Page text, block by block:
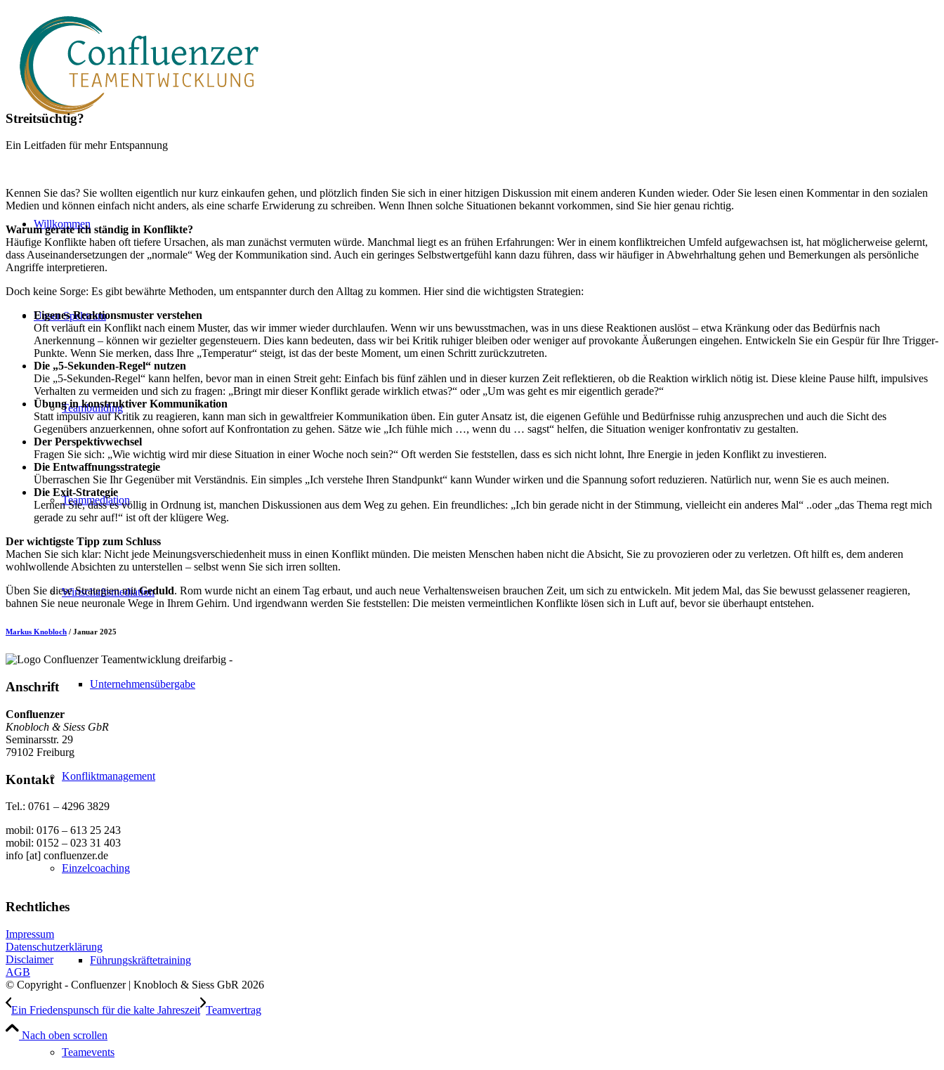
Willkommen
Unser Spektrum
Teambuilding
Teammediation
Wirtschaftsmediation
Unternehmensübergabe
Konfliktmanagement
Einzelcoaching
Führungskräftetraining
Teamevents
Streitsüchtig?
Ein Leitfaden für mehr Entspannung
Kennen Sie das? Sie wollten eigentlich nur kurz einkaufen gehen, und plötzlich finden Sie sich in einer hitzigen Diskussion mit einem anderen Kunden wieder. Oder Sie lesen einen Kommentar in den sozialen
Medien und können einfach nicht anders, als eine scharfe Erwiderung zu schreiben. Wenn Ihnen solche Situationen bekannt vorkommen, sind Sie hier genau richtig.
Warum gerate ich ständig in Konflikte?
Häufige Konflikte haben oft tiefere Ursachen, als man zunächst vermuten würde. Manchmal liegt es an frühen Erfahrungen: Wer in einem konfliktreichen Umfeld aufgewachsen ist, hat möglicherweise gelernt,
dass Auseinandersetzungen der „normale“ Weg der Kommunikation sind. Auch ein geringes Selbstwertgefühl kann dazu führen, dass wir häufiger in Abwehrhaltung gehen und Bemerkungen als persönliche
Angriffe interpretieren.
Doch keine Sorge: Es gibt bewährte Methoden, um entspannter durch den Alltag zu kommen. Hier sind die wichtigsten Strategien:
Eigenes Reaktionsmuster verstehen
Oft verläuft ein Konflikt nach einem Muster, das wir immer wieder durchlaufen. Wenn wir uns bewusstmachen, was in uns diese Reaktionen auslöst – etwa Kränkung oder das Bedürfnis nach
Anerkennung – können wir gezielter gegensteuern. Dies kann bedeuten, dass wir bei Kritik ruhiger bleiben oder weniger auf provokante Äußerungen eingehen. Entwickeln Sie ein Gespür für Ihre Trigger-
Punkte. Wenn Sie merken, dass Ihre „Temperatur“ steigt, ist das der beste Moment, um einen Schritt zurückzutreten.
Die „5-Sekunden-Regel“ nutzen
Die „5-Sekunden-Regel“ kann helfen, bevor man in einen Streit geht: Einfach bis fünf zählen und in dieser kurzen Zeit reflektieren, ob die Reaktion wirklich nötig ist. Diese kleine Pause hilft, impulsives
Verhalten zu vermeiden und sich zu fragen: „Bringt mir dieser Konflikt gerade wirklich etwas?“ oder „Um was geht es mir eigentlich gerade?“
Übung in konstruktiver Kommunikation
Statt impulsiv auf Kritik zu reagieren, kann man sich in gewaltfreier Kommunikation üben. Ein guter Ansatz ist, die eigenen Gefühle und Bedürfnisse ruhig anzusprechen und auch die Sicht des
Gegenübers anzuerkennen, ohne sofort auf Konfrontation zu gehen. Sätze wie „Ich fühle mich …, wenn du … sagst“ helfen, die Situation weniger konfrontativ zu gestalten.
Der Perspektivwechsel
Fragen Sie sich: „Wie wichtig wird mir diese Situation in einer Woche noch sein?“ Oft werden Sie feststellen, dass es sich nicht lohnt, Ihre Energie in jeden Konflikt zu investieren.
Die Entwaffnungsstrategie
Überraschen Sie Ihr Gegenüber mit Verständnis. Ein simples „Ich verstehe Ihren Standpunkt“ kann Wunder wirken und die Spannung sofort reduzieren. Natürlich nur, wenn Sie es auch meinen.
Die Exit-Strategie
Lernen Sie, dass es völlig in Ordnung ist, manchen Diskussionen aus dem Weg zu gehen. Ein freundliches: „Ich bin gerade nicht in der Stimmung, vielleicht ein anderes Mal“ ..oder „das Thema regt mich
gerade zu sehr auf!“ ist oft der klügere Weg.
Der wichtigste Tipp zum Schluss
Machen Sie sich klar: Nicht jede Meinungsverschiedenheit muss in einen Konflikt münden. Die meisten Menschen haben nicht die Absicht, Sie zu provozieren oder zu verletzen. Oft hilft es, dem anderen
wohlwollende Absichten zu unterstellen – selbst wenn Sie sich irren sollten.
Üben Sie diese Strategien mitGeduld. Rom wurde nicht an einem Tag erbaut, und auch neue Verhaltensweisen brauchen Zeit, um sich zu entwickeln. Mit jedem Mal, das Sie bewusst gelassener reagieren,
bahnen Sie neue neuronale Wege in Ihrem Gehirn. Und irgendwann werden Sie feststellen: Die meisten vermeintlichen Konflikte lösen sich in Luft auf, bevor sie überhaupt entstehen.
Markus Knobloch / Januar 2025
Anschrift
Confluenzer
Knobloch & Siess GbR
Seminarsstr. 29
79102 Freiburg
Kontakt
Tel.: 0761 – 4296 3829
mobil: 0176 – 613 25 243
mobil: 0152 – 023 31 403
info [at] confluenzer.de
Rechtliches
Impressum
Datenschutzerklärung
Disclaimer
AGB
© Copyright - Confluenzer | Knobloch & Siess GbR 2026
Ein Friedenspunsch für die kalte Jahreszeit Teamvertrag
Nach oben scrollen